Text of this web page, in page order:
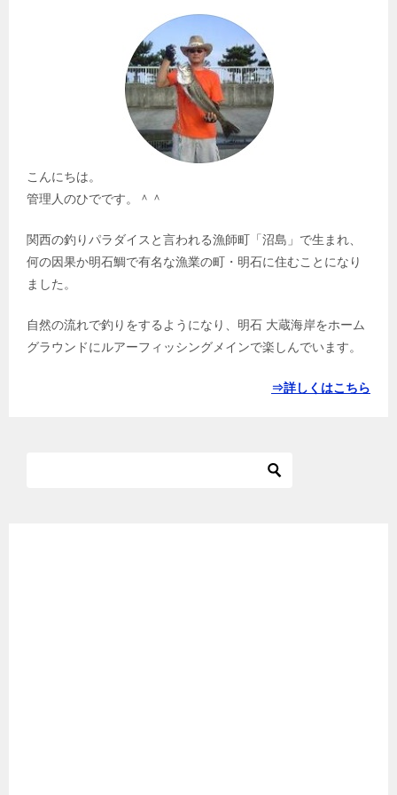
こんにちは。
管理人のひでです。＾＾
関西の釣りパラダイスと言われる漁師町「沼島」で生まれ、
何の因果か明石鯛で有名な漁業の町・明石に住むことになり
ました。
自然の流れで釣りをするようになり、明石 大蔵海岸をホーム
グラウンドにルアーフィッシングメインで楽しんでいます。
⇒詳しくはこちら